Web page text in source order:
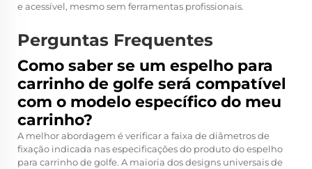
e acessível, mesmo sem ferramentas profissionais.
Perguntas Frequentes
Como saber se um espelho para
carrinho de golfe será compatível
com o modelo específico do meu
carrinho?
A melhor abordagem é verificar a faixa de diâmetros de
fixação indicada nas especificações do produto do espelho
para carrinho de golfe. A maioria dos designs universais de